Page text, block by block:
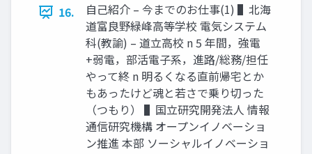
16.
⾃⼰紹介 – 今までのお仕事(1) ▌北海
道富良野緑峰⾼等学校 電気システム
科(教諭) – 道⽴⾼校 n 5 年間，強電
+弱電，部活電⼦系，進路/総務/担任
やって終 n 明るくなる直前帰宅とか
もあったけど魂と若さで乗り切った
（つもり） ▌国⽴研究開発法⼈ 情報
通信研究機構 オープンイノベーショ
ン推進 本部 ソーシャルイノベーショ